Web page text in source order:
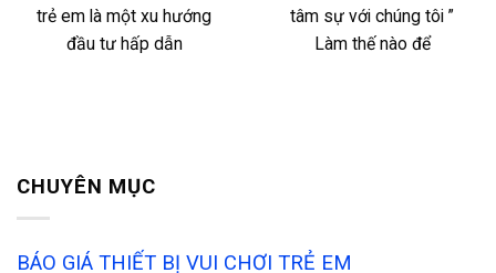
trẻ em là một xu hướng
đầu tư hấp dẫn
tâm sự với chúng tôi ”
Làm thế nào để
CHUYÊN MỤC
BÁO GIÁ THIẾT BỊ VUI CHƠI TRẺ EM